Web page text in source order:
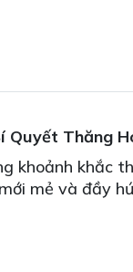
Thăng
khắc
mẻ và đầy